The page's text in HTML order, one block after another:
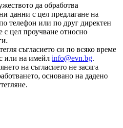
да обработва
данни с цел предлагане на
телефон или по друг директен
с цел проучване относно
съгласието си по всяко време
или на имейл info@evn.bg.
на съгласието не засяга
основано на дадено